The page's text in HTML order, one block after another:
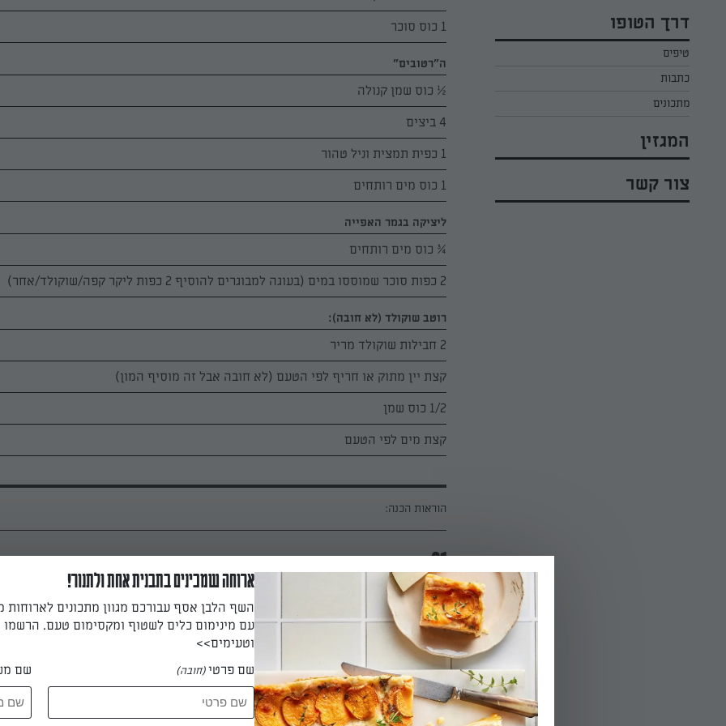
סלטים לפסח
עוגיות לפסח
קארין בנולול
מירי כהן
רובי מיכאל
דרך הטופו
טיפים
כתבות
מתכונים
המגזין
צור קשר
1 כוס סוכר
ה"רטובים"
½ כוס שמן קנולה
4 ביצים
1 כפית תמצית וניל טהור
1 כוס מים רותחים
ליציקה בגמר האפייה
¾ כוס מים רותחים
2 כפות סוכר שמוססו במים (בעוגה למבוגרים להוסיף 2 כפות ליקר קפה/שוקולד/אחר)
רוטב שוקולד (לא חובה):
2 חבילות שוקולד מריר
קצת יין מתוק או חריף לפי הטעם (לא חובה אבל זה מוסיף המון)
1/2 כוס שמן
קצת מים לפי הטעם
הוראות הכנה:
01.
מרכזים את החומרים היבשים בקערה גדולה, מערבבים ויוצרים גומה במרכז. יוצקים
השמן, הביצים ותמצית הווניל וטורפים בעדינות עם מטרף ידני תוך הרטבת החומרים
מהמרכז כלפי חוץ.
02.
כאשר כמעט כל החומרים היבשים נרטבו מוסיפים בהדרגה תוך בחישה נמרצת את המים
ארוחה שמכינים בתבנית אחת ולתנור!
השף הלבן אסף עבורכם מגוון מתכונים
עם מינימום כלים לשטוף ומקסימום טעם. הרשמו
וטעימים>>
שם פרטי(חובה) שם